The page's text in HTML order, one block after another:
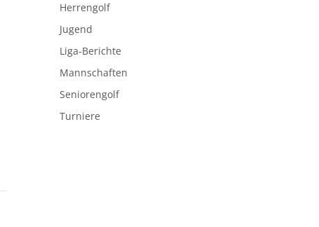
Herrengolf
Jugend
Liga-Berichte
Mannschaften
Seniorengolf
Turniere